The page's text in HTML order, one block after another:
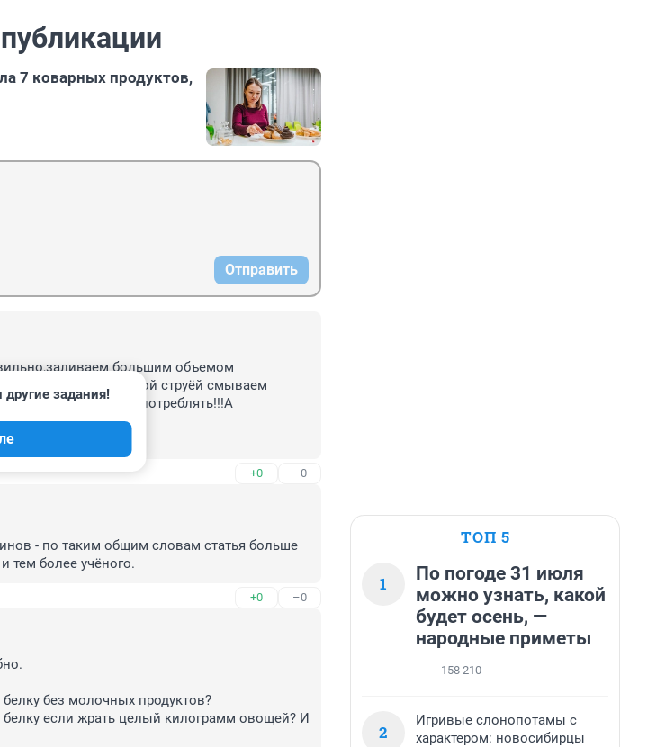
7 коварных продуктов,
Отправить
большим объемом
под сильной струёй смываем
тогда можно употреблять!!!А
замачивать.
+0 –0
задания!
- по таким общим словам статья больше
тем более учёного.
+0 –0
без молочных продуктов?
белку если жрать целый килограмм овощей? И
ТОП 5
1
По погоде 31 июля
можно узнать, какой
будет осень, —
народные приметы
158 210
2
Игривые слонопотамы с
характером: новосибирцы